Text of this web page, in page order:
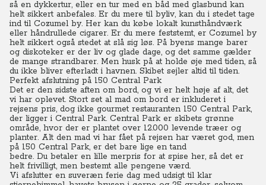
så en dykkertur, eller en tur med en båd med glasbund kan
helt sikkert anbefales. Er du mere til byliv, kan du i stedet tage
ind til Cozumel by. Her kan du købe lokalt kunsthåndværk
eller håndrullede cigarer. Er du mere feststemt, er Cozumel by
helt sikkert også stedet at slå sig løs. På byens mange barer
og diskoteker er der liv og glade dage, og det samme gælder
de mange strandbarer. Men husk på at holde øje med tiden, så
du ikke bliver efterladt i havnen. Skibet sejler altid til tiden.
Perfekt afslutning på 150 Central Park
Det er den sidste aften om bord, og vi er helt høje af alt, det
vi har oplevet. Stort set al mad om bord er inkluderet i
rejsens pris, dog ikke gourmet restauranten 150 Central Park,
der ligger i Central Park. Central Park er skibets grønne
område, hvor der er plantet over 12.000 levende træer og
planter. Alt den mad vi har fået på rejsen har været god, men
på 150 Central Park, er det bare lige en tand
bedre. Du betaler en lille merpris for at spise her, så det er
helt frivilligt, men bestemt alle pengene værd.
Vi afslutter en suveræn ferie dag med udsigt til klar